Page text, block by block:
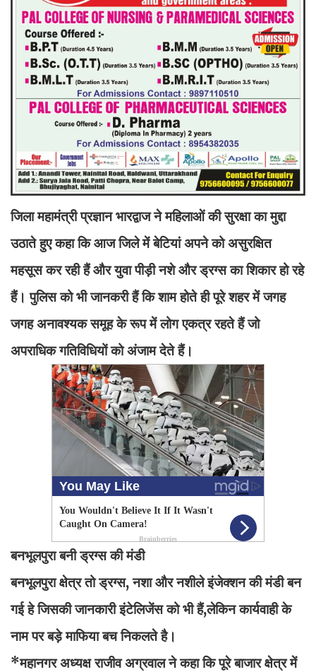
जिला महामंत्री प्रज्ञान भारद्वाज ने महिलाओं की सुरक्षा का मुद्दा
उठाते हुए कहा कि आज जिले में बेटियां अपने को असुरक्षित
महसूस कर रही हैं और युवा पीड़ी नशे और ड्रग्स का शिकार हो रहे
हैं। पुलिस को भी जानकरी हैं कि शाम होते ही पूरे शहर में जगह
जगह अनावश्यक समूह के रूप में लोग एकत्र रहते हैं जो
अपराधिक गतिविधियों को अंजाम देते हैं।
बनभूलपुरा बनी ड्रग्स की मंडी
बनभूलपुरा क्षेत्र तो ड्रग्स, नशा और नशीले इंजेक्शन की मंडी बन
गई हे जिसकी जानकारी इंटेलिजेंस को भी हैं,लेकिन कार्यवाही के
नाम पर बड़े माफिया बच निकलते है।
*महानगर अध्यक्ष राजीव अग्रवाल ने कहा कि पूरे बाजार क्षेत्र में